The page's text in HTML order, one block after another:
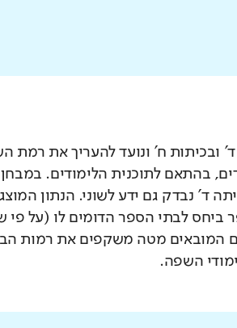
ובכיתות ח' ונועד להעריך את רמת
בהתאם לתוכנית הלימודים. במבחן
ד' נבדק גם ידע לשוני. הנתון
ביחס לבתי הספר הדומים לו (על
המובאים מטה משקפים את רמות
השפה.